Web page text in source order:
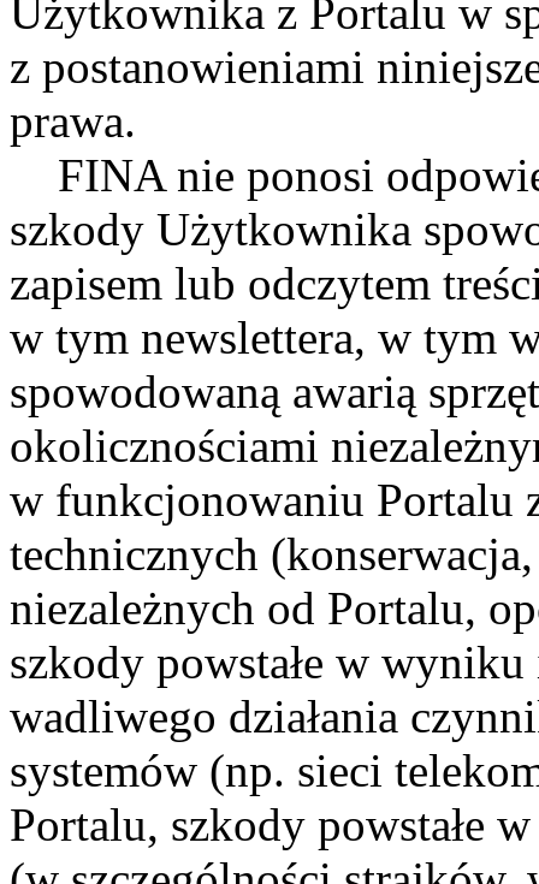
Użytkownika z Portalu w
z postanowieniami
prawa.
FINA nie ponosi
szkody Użytkownika
zapisem lub odczytem
w tym newslettera, w tym
spowodowaną awarią
okolicznościami
w funkcjonowaniu Portalu
technicznych
niezależnych od Portalu,
szkody powstałe w
wadliwego działania
systemów (np. sieci
Portalu, szkody powstałe